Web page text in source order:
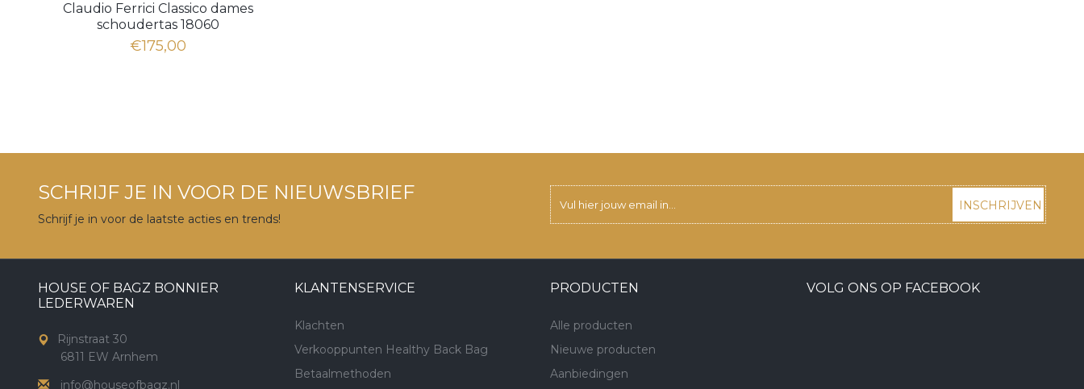
Claudio Ferrici Classico dames
schoudertas 18060
€175,00
SCHRIJF JE IN VOOR DE NIEUWSBRIEF
Schrijf je in voor de laatste acties en trends!
INSCHRIJVEN
HOUSE OF BAGZ BONNIER
LEDERWAREN
Rijnstraat 30
6811 EW Arnhem
info@houseofbagz.nl
KLANTENSERVICE
Klachten
Verkooppunten Healthy Back Bag
Betaalmethoden
PRODUCTEN
Alle producten
Nieuwe producten
Aanbiedingen
VOLG ONS OP FACEBOOK